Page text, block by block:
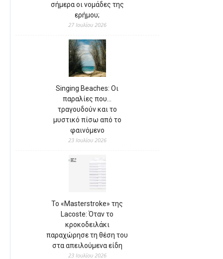
σήμερα οι νομάδες της
ερήμου;
27 Ιουλίου 2026
Singing Beaches: Οι
παραλίες που…
τραγουδούν και το
μυστικό πίσω από το
φαινόμενο
23 Ιουλίου 2026
Το «Masterstroke» της
Lacoste: Όταν το
κροκοδειλάκι
παραχώρησε τη θέση του
στα απειλούμενα είδη
23 Ιουλίου 2026